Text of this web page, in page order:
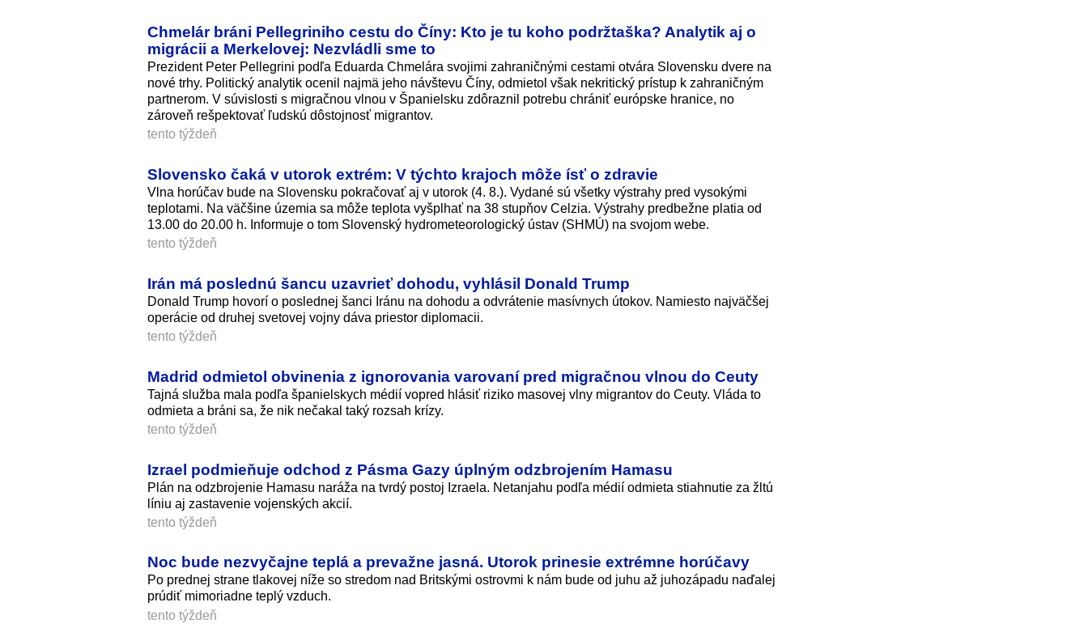
Chmelár bráni Pellegriniho cestu do Číny: Kto je tu koho podržtaška? Analytik aj o
migrácii a Merkelovej: Nezvládli sme to
Prezident Peter Pellegrini podľa Eduarda Chmelára svojimi zahraničnými cestami otvára Slovensku dvere na
nové trhy. Politický analytik ocenil najmä jeho návštevu Číny, odmietol však nekritický prístup k zahraničným
partnerom. V súvislosti s migračnou vlnou v Španielsku zdôraznil potrebu chrániť európske hranice, no
zároveň rešpektovať ľudskú dôstojnosť migrantov.
tento týždeň
Slovensko čaká v utorok extrém: V týchto krajoch môže ísť o zdravie
Vlna horúčav bude na Slovensku pokračovať aj v utorok (4. 8.). Vydané sú všetky výstrahy pred vysokými
teplotami. Na väčšine územia sa môže teplota vyšplhať na 38 stupňov Celzia. Výstrahy predbežne platia od
13.00 do 20.00 h. Informuje o tom Slovenský hydrometeorologický ústav (SHMÚ) na svojom webe.
tento týždeň
Irán má poslednú šancu uzavrieť dohodu, vyhlásil Donald Trump
Donald Trump hovorí o poslednej šanci Iránu na dohodu a odvrátenie masívnych útokov. Namiesto najväčšej
operácie od druhej svetovej vojny dáva priestor diplomacii.
tento týždeň
Madrid odmietol obvinenia z ignorovania varovaní pred migračnou vlnou do Ceuty
Tajná služba mala podľa španielskych médií vopred hlásiť riziko masovej vlny migrantov do Ceuty. Vláda to
odmieta a bráni sa, že nik nečakal taký rozsah krízy.
tento týždeň
Izrael podmieňuje odchod z Pásma Gazy úplným odzbrojením Hamasu
Plán na odzbrojenie Hamasu naráža na tvrdý postoj Izraela. Netanjahu podľa médií odmieta stiahnutie za žltú
líniu aj zastavenie vojenských akcií.
tento týždeň
Noc bude nezvyčajne teplá a prevažne jasná. Utorok prinesie extrémne horúčavy
Po prednej strane tlakovej níže so stredom nad Britskými ostrovmi k nám bude od juhu až juhozápadu naďalej
prúdiť mimoriadne teplý vzduch.
tento týždeň